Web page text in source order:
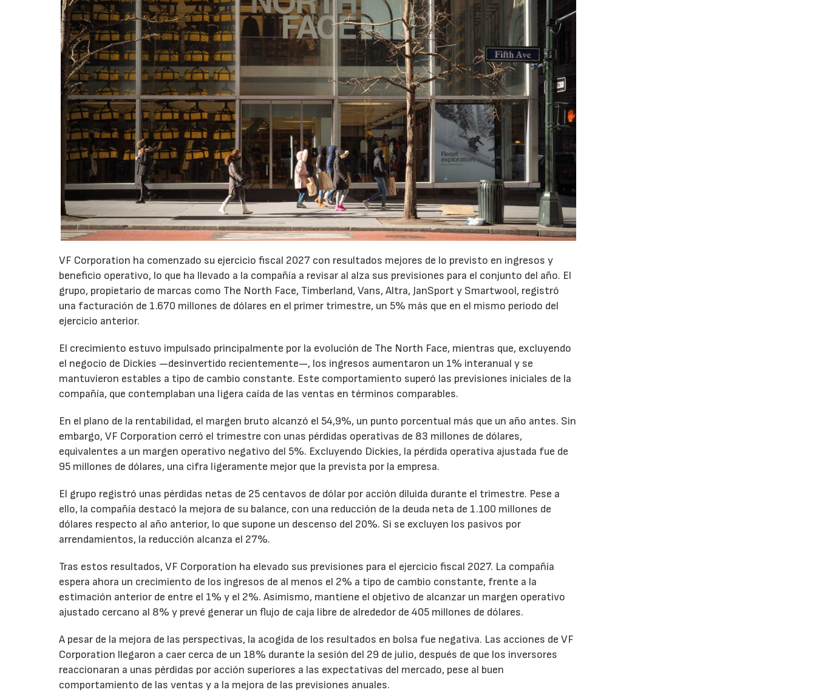
VF Corporation ha comenzado su ejercicio fiscal 2027 con resultados mejores de lo previsto en ingresos y
beneficio operativo, lo que ha llevado a la compañía a revisar al alza sus previsiones para el conjunto del año. El
grupo, propietario de marcas como The North Face, Timberland, Vans, Altra, JanSport y Smartwool, registró
una facturación de 1.670 millones de dólares en el primer trimestre, un 5% más que en el mismo periodo del
ejercicio anterior.
El crecimiento estuvo impulsado principalmente por la evolución de The North Face, mientras que, excluyendo
el negocio de Dickies —desinvertido recientemente—, los ingresos aumentaron un 1% interanual y se
mantuvieron estables a tipo de cambio constante. Este comportamiento superó las previsiones iniciales de la
compañía, que contemplaban una ligera caída de las ventas en términos comparables.
En el plano de la rentabilidad, el margen bruto alcanzó el 54,9%, un punto porcentual más que un año antes. Sin
embargo, VF Corporation cerró el trimestre con unas pérdidas operativas de 83 millones de dólares,
equivalentes a un margen operativo negativo del 5%. Excluyendo Dickies, la pérdida operativa ajustada fue de
95 millones de dólares, una cifra ligeramente mejor que la prevista por la empresa.
El grupo registró unas pérdidas netas de 25 centavos de dólar por acción diluida durante el trimestre. Pese a
ello, la compañía destacó la mejora de su balance, con una reducción de la deuda neta de 1.100 millones de
dólares respecto al año anterior, lo que supone un descenso del 20%. Si se excluyen los pasivos por
arrendamientos, la reducción alcanza el 27%.
Tras estos resultados, VF Corporation ha elevado sus previsiones para el ejercicio fiscal 2027. La compañía
espera ahora un crecimiento de los ingresos de al menos el 2% a tipo de cambio constante, frente a la
estimación anterior de entre el 1% y el 2%. Asimismo, mantiene el objetivo de alcanzar un margen operativo
ajustado cercano al 8% y prevé generar un flujo de caja libre de alrededor de 405 millones de dólares.
A pesar de la mejora de las perspectivas, la acogida de los resultados en bolsa fue negativa. Las acciones de VF
Corporation llegaron a caer cerca de un 18% durante la sesión del 29 de julio, después de que los inversores
reaccionaran a unas pérdidas por acción superiores a las expectativas del mercado, pese al buen
comportamiento de las ventas y a la mejora de las previsiones anuales.